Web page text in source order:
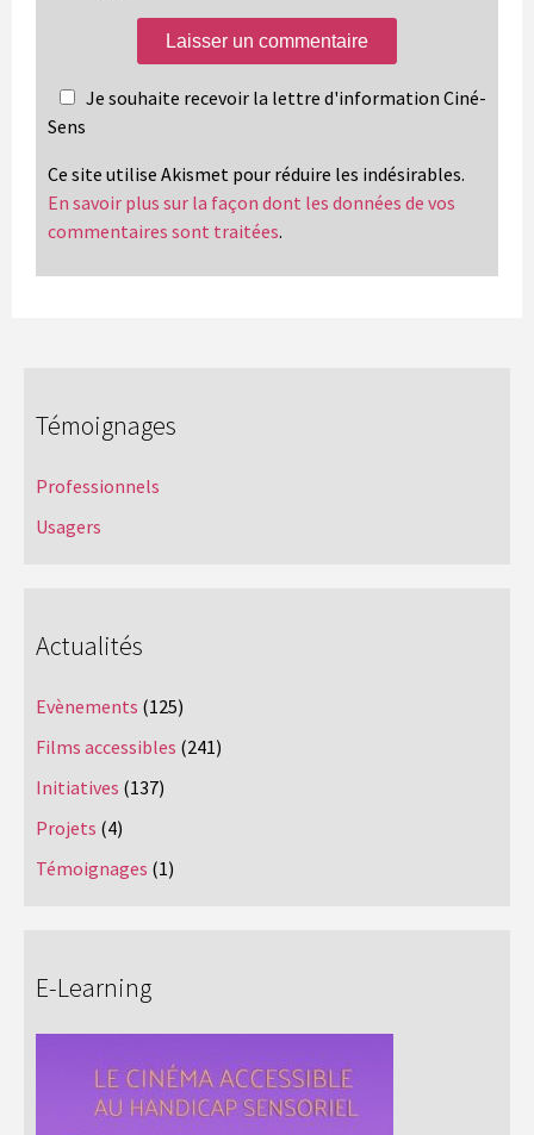
Je souhaite recevoir la lettre d'information Ciné-
Sens
Ce site utilise Akismet pour réduire les indésirables.
En savoir plus sur la façon dont les données de vos
commentaires sont traitées.
Témoignages
Professionnels
Usagers
Actualités
Evènements (125)
Films accessibles (241)
Initiatives (137)
Projets (4)
Témoignages (1)
E-Learning